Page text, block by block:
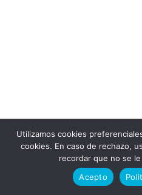
Utilizamos cookies
cookies. En caso de rechazo,
recordar que no se
Acepto